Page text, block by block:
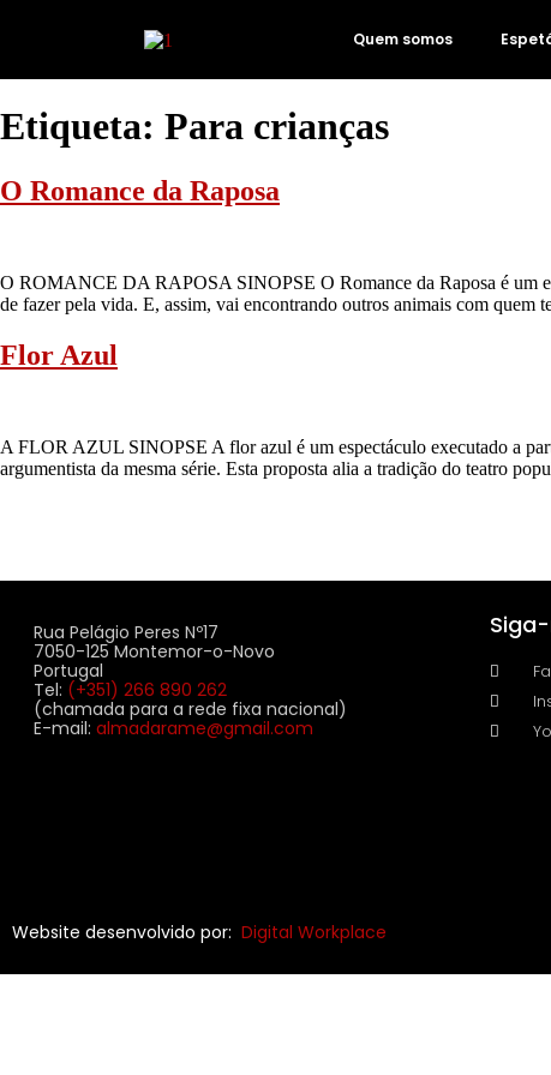
Quem somos
Etiqueta: Para crianças
O Romance da Raposa
O ROMANCE DA RAPOSA SINOPSE O Romance da Raposa é um
de fazer pela vida. E, assim, vai encontrando outros animais com
Flor Azul
A FLOR AZUL SINOPSE A flor azul é um espectáculo executado a
argumentista da mesma série. Esta proposta alia a tradição do teatro
Rua Pelágio Peres Nº17
7050-125 Montemor-o-Novo
Portugal
Tel: (+351) 266 890 262
(chamada para a rede fixa nacional)
E-mail: almadarame@gmail.com
Website desenvolvido por: Digital Workplace